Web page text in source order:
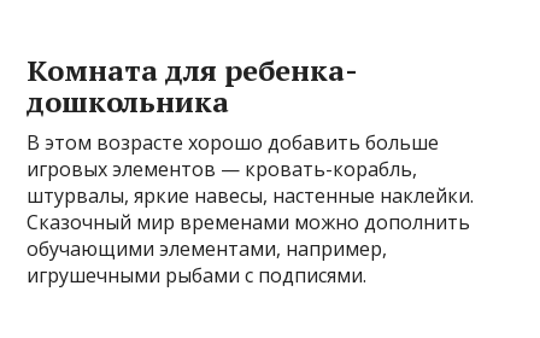
Комната для ребенка-
дошкольника
В этом возрасте хорошо добавить больше
игровых элементов — кровать-корабль,
штурвалы, яркие навесы, настенные наклейки.
Сказочный мир временами можно дополнить
обучающими элементами, например,
игрушечными рыбами с подписями.